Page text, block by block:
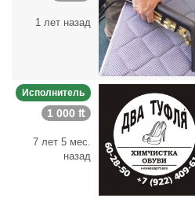
1 лет назад
Исполнитель
1 000 ₶
7 лет 5 мес.
назад